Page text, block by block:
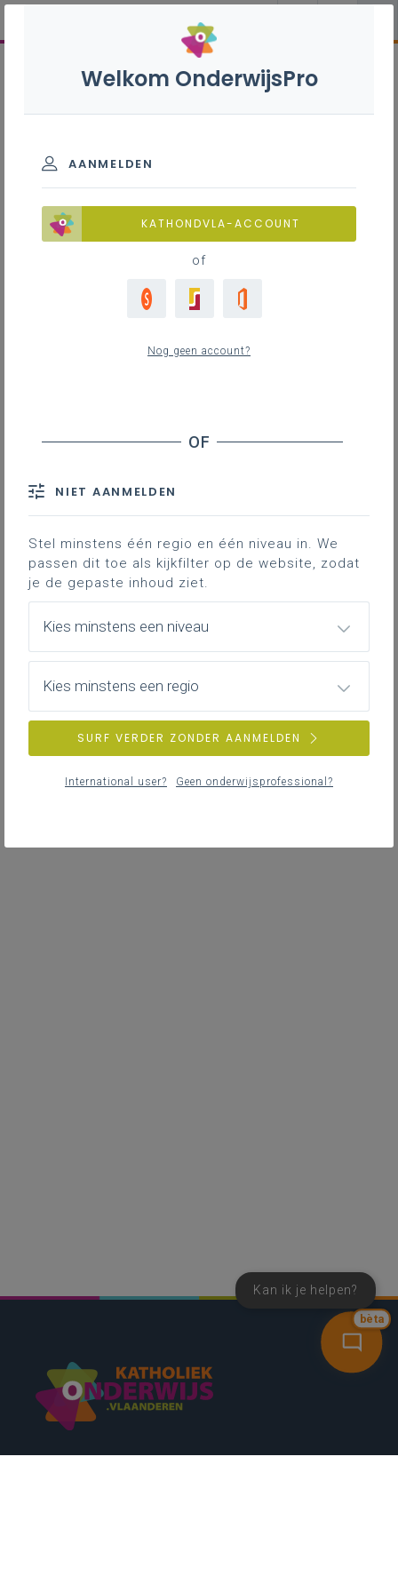
bèta
Kan ik je helpen?
Welkom OnderwijsPro
AANMELDEN
KATHONDVLA-ACCOUNT
of
Nog geen account?
NIET AANMELDEN
Stel minstens één regio en één niveau in. We
passen dit toe als kijkfilter op de website, zodat
je de gepaste inhoud ziet.
Kies minstens een niveau
Kies minstens een regio
SURF VERDER ZONDER AANMELDEN
International user? Geen onderwijsprofessional?